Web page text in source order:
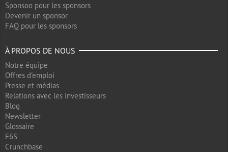
Sponsoo pour les sponsors
Devenir un sponsor
FAQ pour les sponsors
À PROPOS DE NOUS
Notre équipe
Offres d'emploi
Presse et médias
Relations avec les investisseurs
Blog
Newsletter
Glossaire
F6S
Crunchbase